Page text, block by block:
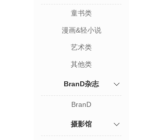
童书类
漫画&轻小说
艺术类
其他类
BranD杂志
BranD
摄影馆